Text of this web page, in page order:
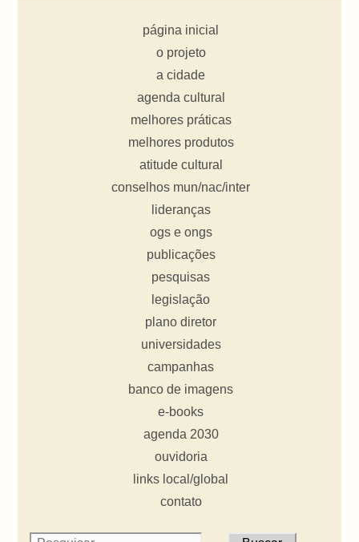
página inicial
o projeto
a cidade
agenda cultural
melhores práticas
melhores produtos
atitude cultural
conselhos mun/nac/inter
lideranças
ogs e ongs
publicações
pesquisas
legislação
plano diretor
universidades
campanhas
banco de imagens
e-books
agenda 2030
ouvidoria
links local/global
contato